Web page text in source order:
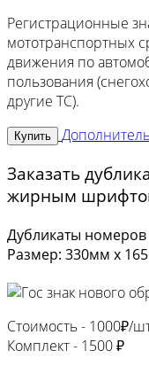
Регистрационные
мототранспортных
движения по
пользования
другие ТС).
Купить
Заказать
жирным
Дубликаты номеров
Размер: 330мм х
Стоимость - 1000₽/
Комплект - 1500 ₽